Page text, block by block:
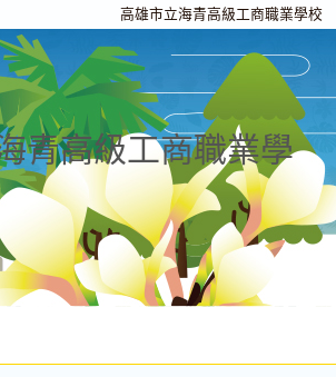
高雄市立海青高級工商職業學校
青高級工商職業學